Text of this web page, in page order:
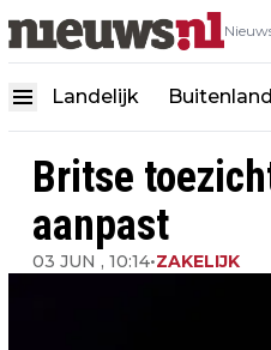
Landelijk Buitenland
Britse
aanpast
03 JUN , 10:14•ZAKELIJK